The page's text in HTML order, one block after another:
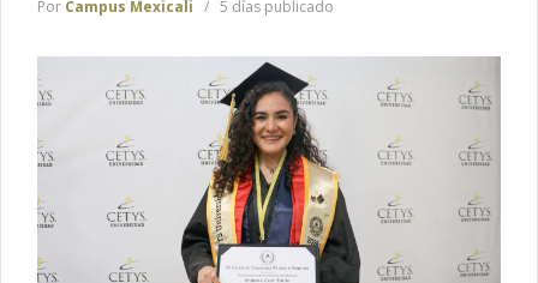
Por Campus Mexicali 5 días publicado